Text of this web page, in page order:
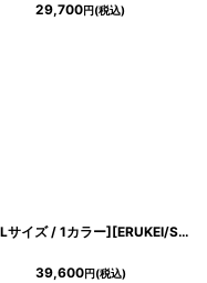
29,700円(税込)
[ XS-Lサイズ / 1カラー][ERUKEI/SETTAN]総レース・コルセット風・ビーズ スパンコール刺?・エレガント・Aライン・ロングドレス[送料無料]
39,600円(税込)